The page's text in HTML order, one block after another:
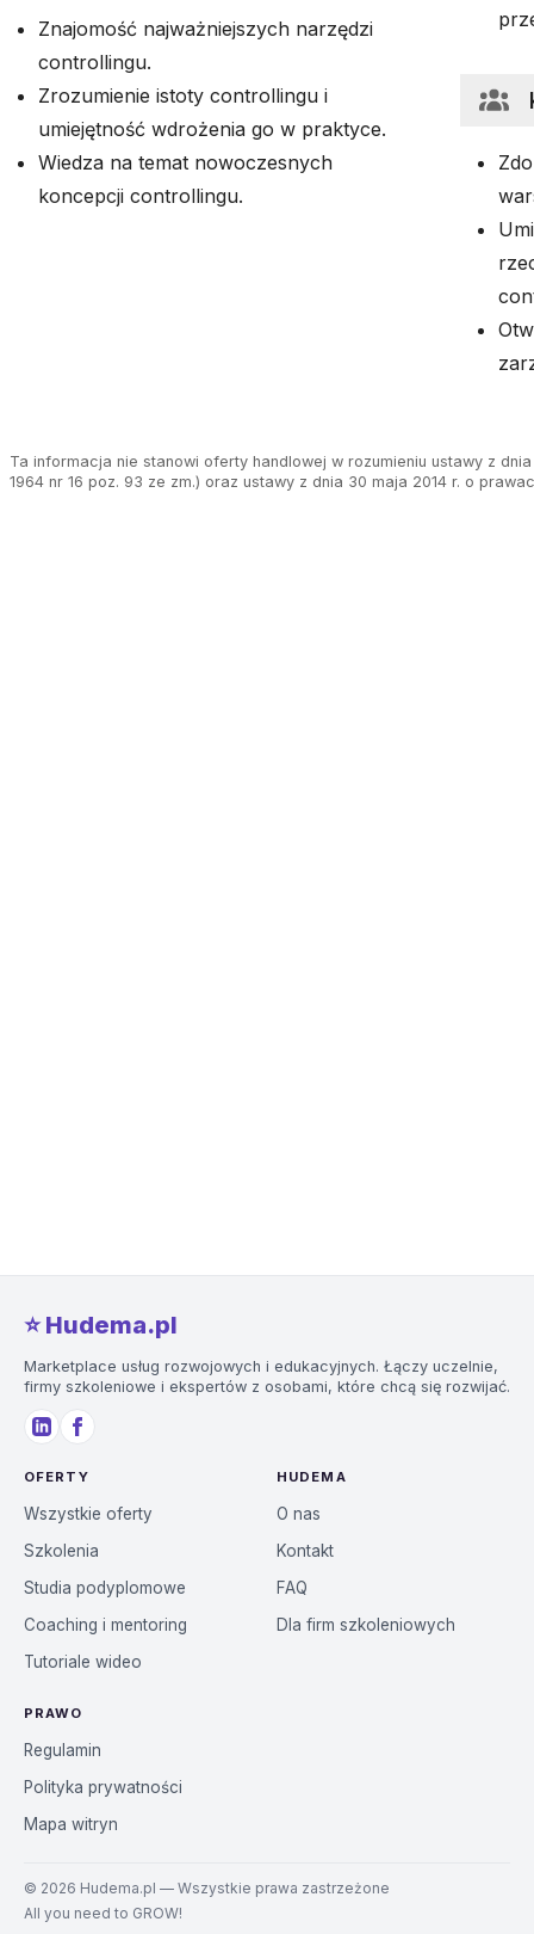
Znajomość najważniejszych narzędzi
controllingu.
Zrozumienie istoty controllingu i
umiejętność wdrożenia go w praktyce.
Wiedza na temat nowoczesnych
koncepcji controllingu.
Ta informacja nie stanowi oferty handlowej w rozumieniu ustawy z
1964 nr 16 poz. 93 ze zm.) oraz ustawy z dnia 30 maja 2014 r. o
⭐️ Hudema.pl
Marketplace usług rozwojowych i edukacyjnych. Łączy uczelnie,
firmy szkoleniowe i ekspertów z osobami, które chcą się rozwijać.
OFERTY
Wszystkie oferty
Szkolenia
Studia podyplomowe
Coaching i mentoring
Tutoriale wideo
HUDEMA
O nas
Kontakt
FAQ
Dla firm szkoleniowych
PRAWO
Regulamin
Polityka prywatności
Mapa witryn
© 2026 Hudema.pl — Wszystkie prawa zastrzeżone
All you need to GROW!